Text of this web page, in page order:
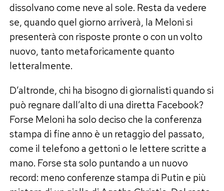
dissolvano come neve al sole. Resta da vedere
se, quando quel giorno arriverà, la Meloni si
presenterà con risposte pronte o con un volto
nuovo, tanto metaforicamente quanto
letteralmente.
D’altronde, chi ha bisogno di giornalisti quando si
può regnare dall’alto di una diretta Facebook?
Forse Meloni ha solo deciso che la conferenza
stampa di fine anno è un retaggio del passato,
come il telefono a gettoni o le lettere scritte a
mano. Forse sta solo puntando a un nuovo
record: meno conferenze stampa di Putin e più